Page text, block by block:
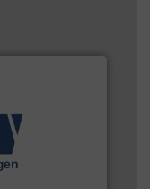
info ➜